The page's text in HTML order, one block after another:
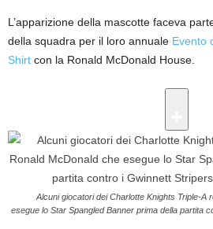
L’apparizione della mascotte faceva
della squadra per il loro annuale Evento
Shirt con la Ronald McDonald House.
Alcuni giocatori dei Charlotte Knights Triple-A
esegue lo Star Spangled Banner prima della partita